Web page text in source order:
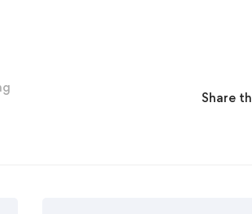
Share